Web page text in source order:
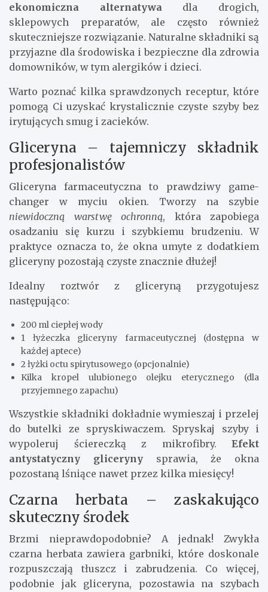
ekonomiczna alternatywa dla drogich,
sklepowych preparatów, ale często również
skuteczniejsze rozwiązanie. Naturalne składniki są
przyjazne dla środowiska i bezpieczne dla zdrowia
domowników, w tym alergików i dzieci.
Warto poznać kilka sprawdzonych receptur, które
pomogą Ci uzyskać krystalicznie czyste szyby bez
irytujących smug i zacieków.
Gliceryna – tajemniczy składnik
profesjonalistów
Gliceryna farmaceutyczna to prawdziwy game-
changer w myciu okien. Tworzy na szybie
niewidoczną warstwę ochronną, która zapobiega
osadzaniu się kurzu i szybkiemu brudzeniu. W
praktyce oznacza to, że okna umyte z dodatkiem
gliceryny pozostają czyste znacznie dłużej!
Idealny roztwór z gliceryną przygotujesz
następująco:
200 ml ciepłej wody
1 łyżeczka gliceryny farmaceutycznej (dostępna w
każdej aptece)
2 łyżki octu spirytusowego (opcjonalnie)
Kilka kropel ulubionego olejku eterycznego (dla
przyjemnego zapachu)
Wszystkie składniki dokładnie wymieszaj i przelej
do butelki ze spryskiwaczem. Spryskaj szyby i
wypoleruj ściereczką z mikrofibry. Efekt
antystatyczny glicerynysprawia, że okna
pozostaną lśniące nawet przez kilka miesięcy!
Czarna herbata – zaskakująco
skuteczny środek
Brzmi nieprawdopodobnie? A jednak! Zwykła
czarna herbata zawiera garbniki, które doskonale
rozpuszczają tłuszcz i zabrudzenia. Co więcej,
podobnie jak gliceryna, pozostawia na szybach